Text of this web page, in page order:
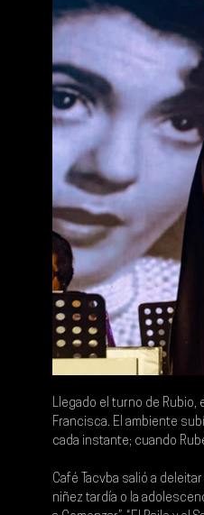
Llegado el turno de Rubio,
Francisca. El ambiente
cada instante; cuando
Café Tacvba salió a
niñez tardía o la